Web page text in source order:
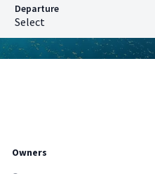
Departure
Select
Owners